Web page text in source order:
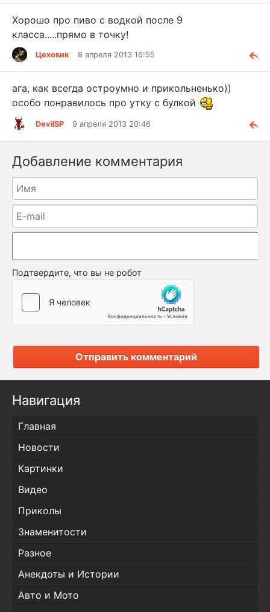
Хорошо про пиво с водкой после 9
класса.....прямо в точку!
Цеховик 8 апреля 2013 16:55
ага, как всегда остроумно и прикольненько))
особо понравилось про утку с булкой
DevilSP 9 апреля 2013 20:46
Добавление комментария
Подтвердите, что вы не робот
Отправить комментарий
Навигация
Главная
Новости
Картинки
Видео
Приколы
Знаменитости
Разное
Анекдоты и Истории
Авто и Мото